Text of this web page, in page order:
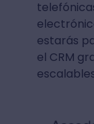
estarás
el CRM